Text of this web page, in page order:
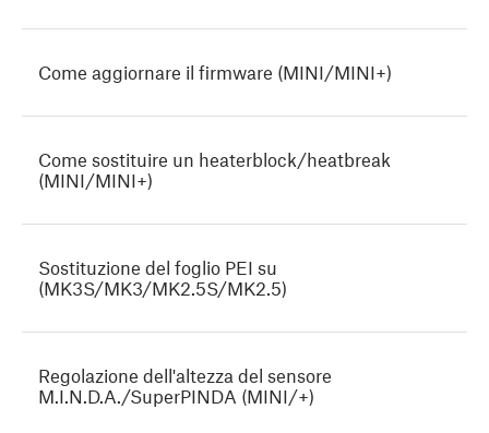
Come aggiornare il firmware (MINI/MINI+)
Come sostituire un heaterblock/heatbreak
(MINI/MINI+)
Sostituzione del foglio PEI su
(MK3S/MK3/MK2.5S/MK2.5)
Regolazione dell'altezza del sensore
M.I.N.D.A./SuperPINDA (MINI/+)